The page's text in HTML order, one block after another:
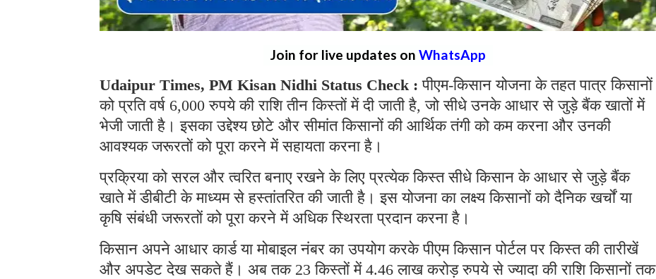
Join for live updates on WhatsApp
Udaipur Times, PM Kisan Nidhi Status Check :पीएम-किसान योजना के तहत पात्र किसानों
को प्रति वर्ष 6,000 रुपये की राशि तीन किस्तों में दी जाती है, जो सीधे उनके आधार से जुड़े बैंक खातों में
भेजी जाती है। इसका उद्देश्य छोटे और सीमांत किसानों की आर्थिक तंगी को कम करना और उनकी
आवश्यक जरूरतों को पूरा करने में सहायता करना है।
प्रक्रिया को सरल और त्वरित बनाए रखने के लिए प्रत्येक किस्त सीधे किसान के आधार से जुड़े बैंक
खाते में डीबीटी के माध्यम से हस्तांतरित की जाती है। इस योजना का लक्ष्य किसानों को दैनिक खर्चों या
कृषि संबंधी जरूरतों को पूरा करने में अधिक स्थिरता प्रदान करना है।
किसान अपने आधार कार्ड या मोबाइल नंबर का उपयोग करके पीएम किसान पोर्टल पर किस्त की तारीखें
और अपडेट देख सकते हैं। अब तक 23 किस्तों में 4.46 लाख करोड़ रुपये से ज्यादा की राशि किसानों तक